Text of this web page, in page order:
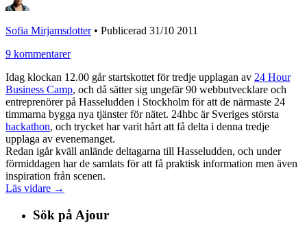
Sofia Mirjamsdotter• Publicerad 31/10 2011
9 kommentarer
Idag klockan 12.00 går startskottet för tredje upplagan av 24 Hour
Business Camp, och då sätter sig ungefär 90 webbutvecklare och
entreprenörer på Hasseludden i Stockholm för att de närmaste 24
timmarna bygga nya tjänster för nätet. 24hbc är Sveriges största
hackathon, och trycket har varit hårt att få delta i denna tredje
upplaga av evenemanget.
Redan igår kväll anlände deltagarna till Hasseludden, och under
förmiddagen har de samlats för att få praktisk information men även
inspiration från scenen.
Läs vidare →
Sök på Ajour